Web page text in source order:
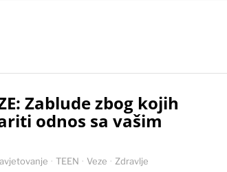
Zablude zbog kojih
odnos sa vašim
· TEEN · Veze · Zdravlje